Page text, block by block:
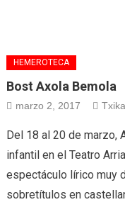
HEMEROTECA
Bost Axola Bemola
marzo 2, 2017
Del 18 al 20 de marzo,
infantil en el Teatro
espectáculo lírico muy
sobretítulos en